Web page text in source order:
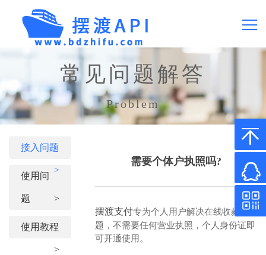
产品价格
API文档
常见问题解答
Problem
接入问题
>
使用问
题 >
使用教程
>
需要个体户执照吗?
摆渡支付专为个人用户解决在线收款问
题，不需要任何营业执照，个人身份证即
可开通使用。